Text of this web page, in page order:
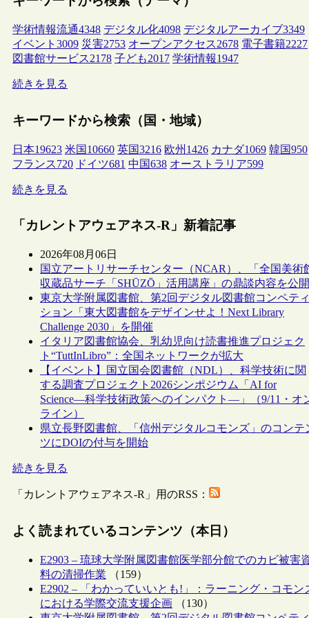
学術情報流通4348 デジタル化4098 デジタルアーカイブ3349
イベント 3009 災害2753 オープンアクセス2678 電子書籍2227
図書館サービス2178 子ども2017 学術情報1947
続きを見る
キーワードから検索（国・地域）
日本19623 米国 10660 英国3216 欧州 1426 カナダ1069 韓国950
フランス720 ドイツ681 中国638 オーストラリア599
続きを見る
「カレントアウェアネス-R」新着記事
2026年08月06日
国立アートリサーチセンター（NCAR）、「全国美術
収蔵品サーチ「SHŪZŌ」活用講座」の鼎談内容を公開
東京大学附属図書館、第2回デジタル図書館コンペティ
ション「東大図書館をデザインせよ！Next Library
Challenge 2030」を開催
イタリア図書館協会、乳幼児向け読書推進プロジェク
ト“TuttInLibro”：全国ネットワークが拡大
【イベント】国立国会図書館（NDL）、科学技術に関
する調査プロジェクト2026シンポジウム「AI for
Science―科学技術政策へのインパクト―」（9/11・オ
ライン）
県立長野図書館、「信州デジタルコモンズ」のコンテ
ツにDOIの付与を開始
続きを見る
「カレントアウェアネス-R」用のRSS：
よく読まれているコンテンツ（本日）
E2903 – 琉球大学附属図書館医学部分館でのカビ被害
料の清掃作業 （159）
E2902 – 「わかっていいとも!」：ラーニング・コモン
における学際交流支援企画 （130）